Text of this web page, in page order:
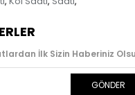
İlk Sizin Haberiniz
GÖNDER